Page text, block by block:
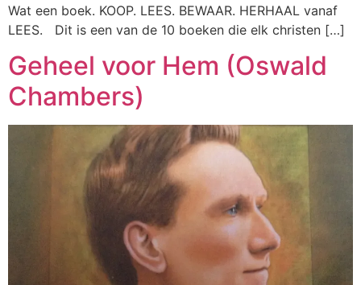
Wat een boek. KOOP. LEES. BEWAAR. HERHAAL vanaf
LEES. Dit is een van de 10 boeken die elk christen […]
Geheel voor Hem (Oswald
Chambers)